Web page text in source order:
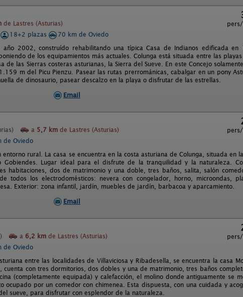
de Lastres (Asturias)
18+2 plazas
70 km de Oviedo
2002, construído rehabilitando una típica Casa de Indianos edificada en
de los equipamientos más actuales. Colunga está situada entre las playas
de las Sierras costeras asturianas, la Sierra del Sueve. En este Concejo
m del Picu Pienzu. Pasear las rutas prerrománicas, cabalgar en un pony
de dinosaurio, pasear descalzo en la playa o disfrutar de las estrellas.
Email
a 5,7 km de Lastres (Asturias)
de Oviedo
rural. La casa se encuentra en la costa asturiana de Colunga, situada en
Gobiendes. Lugar ideal para el disfrute de la tranquilidad y la naturaleza.
habitaciones, dos de matrimonio y una doble, tres baños, salita, salón
todos los electrodomésticos: nevera con congelador, horno, microondas,
Exterior: zona infantil, jardín, muebles de jardín, barbacoa y aparcamiento.
Email
a 6,2 km de Lastres (Asturias)
de Oviedo
entre las localidades de Villaviciosa y Ribadesella, se encuentra la casa
cuenta con tres dormitorios, dos dobles y una de matrimonio, tres baños
(completamente equipada) y calefacción, el molino donde antiguamente se
ocupado por un comedor con chimenea. Esta dispuesta, con una cuidada y
sueve, para disfrutar con esplendor de la naturaleza.